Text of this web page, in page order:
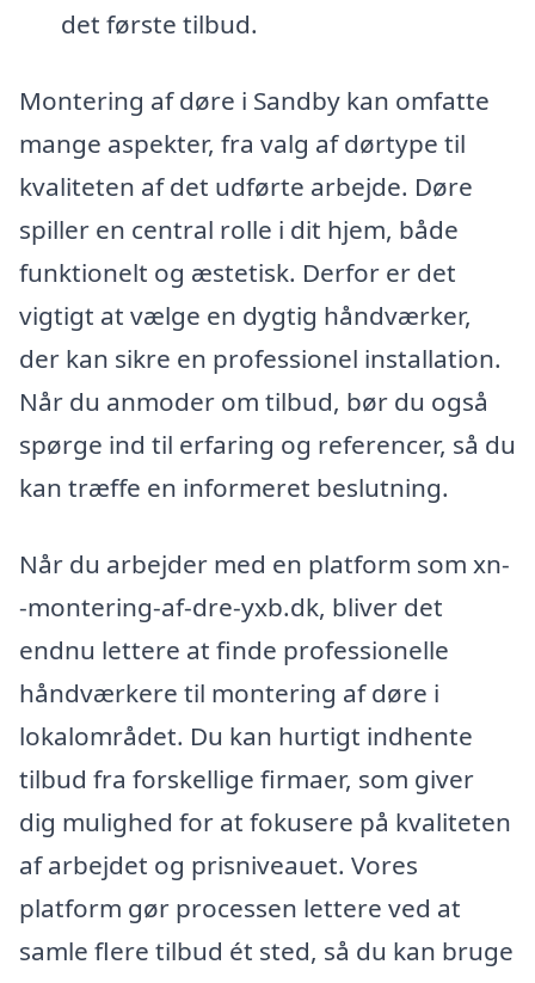
det første tilbud.
Montering af døre i Sandby kan omfatte
mange aspekter, fra valg af dørtype til
kvaliteten af det udførte arbejde. Døre
spiller en central rolle i dit hjem, både
funktionelt og æstetisk. Derfor er det
vigtigt at vælge en dygtig håndværker,
der kan sikre en professionel installation.
Når du anmoder om tilbud, bør du også
spørge ind til erfaring og referencer, så du
kan træffe en informeret beslutning.
Når du arbejder med en platform som xn-
-montering-af-dre-yxb.dk, bliver det
endnu lettere at finde professionelle
håndværkere til montering af døre i
lokalområdet. Du kan hurtigt indhente
tilbud fra forskellige firmaer, som giver
dig mulighed for at fokusere på kvaliteten
af arbejdet og prisniveauet. Vores
platform gør processen lettere ved at
samle flere tilbud ét sted, så du kan bruge